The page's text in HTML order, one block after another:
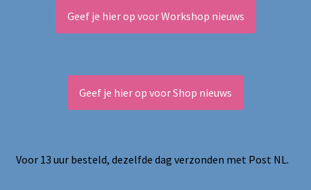
Geef je hier op voor Workshop nieuws
Geef je hier op voor Shop nieuws
Voor 13 uur besteld, dezelfde dag verzonden met Post NL.